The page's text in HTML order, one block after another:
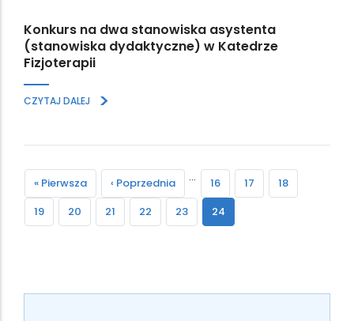
Konkurs na dwa stanowiska asystenta
(stanowiska dydaktyczne) w Katedrze
Fizjoterapii
CZYTAJ DALEJ >
Paginacja
First
page
« Pierwsza
Previous
page
‹ Poprzednia … Strona
16 Strona
17 Strona
18
Strona
19 Strona
20 Strona
21 Strona
22 Strona
23
Bieżąca
24